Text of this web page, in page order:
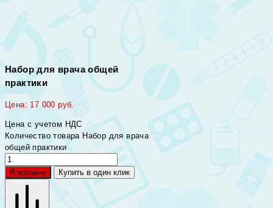
Набор для врача общей
практики
Цена: 17 000 руб.
Цена с учетом НДС
Количество товара Набор для врача
общей практики
В корзину Купить в один клик